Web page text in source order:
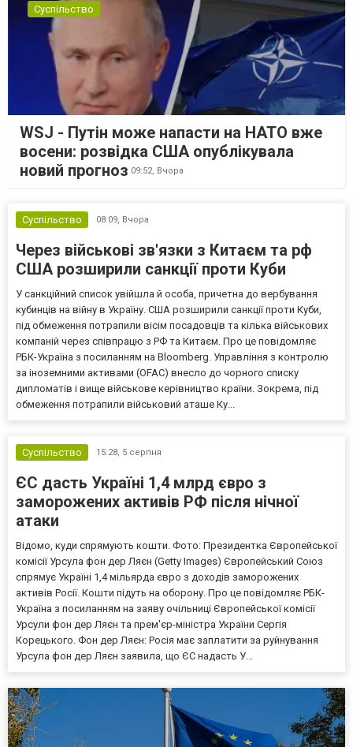
Суспільство
WSJ - Путін може напасти на НАТО вже
восени: розвідка США опублікувала
новий прогноз 09:52, Вчора
Суспільство 08:09, Вчора
Через військові зв'язки з Китаєм та рф
США розширили санкції проти Куби
У санкційний список увійшла й особа, причетна до вербування
кубинців на війну в Україну. США розширили санкції проти Куби,
під обмеження потрапили вісім посадовців та кілька військових
компаній через співпрацю з РФ та Китаєм. Про це повідомляє
РБК-Україна з посиланням на Bloomberg. Управління з контролю
за іноземними активами (OFAC) внесло до чорного списку
дипломатів і вище військове керівництво країни. Зокрема, під
обмеження потрапили військовий аташе Ку...
Суспільство 15:28, 5 серпня
ЄС дасть Україні 1,4 млрд євро з
заморожених активів РФ після нічної
атаки
Відомо, куди спрямують кошти. Фото: Президентка Європейської
комісії Урсула фон дер Ляєн (Getty Images) Європейський Союз
спрямує Україні 1,4 мільярда євро з доходів заморожених
активів Росії. Кошти підуть на оборону. Про це повідомляє РБК-
Україна з посиланням на заяву очільниці Європейської комісії
Урсули фон дер Ляєн та прем'єр-міністра України Сергія
Корецького. Фон дер Ляєн: Росія має заплатити за руйнування
Урсула фон дер Ляєн заявила, що ЄС надасть У...